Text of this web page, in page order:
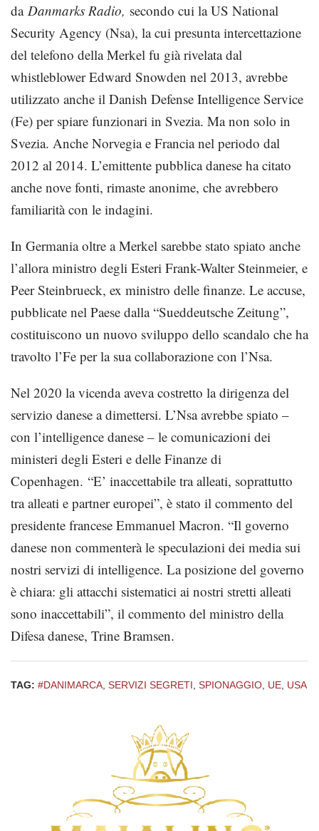
da Danmarks Radio, secondo cui la US National
Security Agency (Nsa), la cui presunta intercettazione
del telefono della Merkel fu già rivelata dal
whistleblower Edward Snowden nel 2013, avrebbe
utilizzato anche il Danish Defense Intelligence Service
(Fe) per spiare funzionari in Svezia. Ma non solo in
Svezia. Anche Norvegia e Francia nel periodo dal
2012 al 2014. L’emittente pubblica danese ha citato
anche nove fonti, rimaste anonime, che avrebbero
familiarità con le indagini.
In Germania oltre a Merkel sarebbe stato spiato anche
l’allora ministro degli Esteri Frank-Walter Steinmeier, e
Peer Steinbrueck, ex ministro delle finanze. Le accuse,
pubblicate nel Paese dalla “Sueddeutsche Zeitung”,
costituiscono un nuovo sviluppo dello scandalo che ha
travolto l’Fe per la sua collaborazione con l’Nsa.
Nel 2020 la vicenda aveva costretto la dirigenza del
servizio danese a dimettersi. L’Nsa avrebbe spiato –
con l’intelligence danese – le comunicazioni dei
ministeri degli Esteri e delle Finanze di
Copenhagen. “E’ inaccettabile tra alleati, soprattutto
tra alleati e partner europei”, è stato il commento del
presidente francese Emmanuel Macron. “Il governo
danese non commenterà le speculazioni dei media sui
nostri servizi di intelligence. La posizione del governo
è chiara: gli attacchi sistematici ai nostri stretti alleati
sono inaccettabili”, il commento del ministro della
Difesa danese, Trine Bramsen.
TAG: #DANIMARCA SERVIZI SEGRETI SPIONAGGIO UE USA